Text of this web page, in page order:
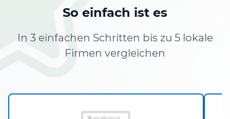
So einfach ist es
In 3 einfachen Schritten bis zu 5 lokale
Firmen vergleichen